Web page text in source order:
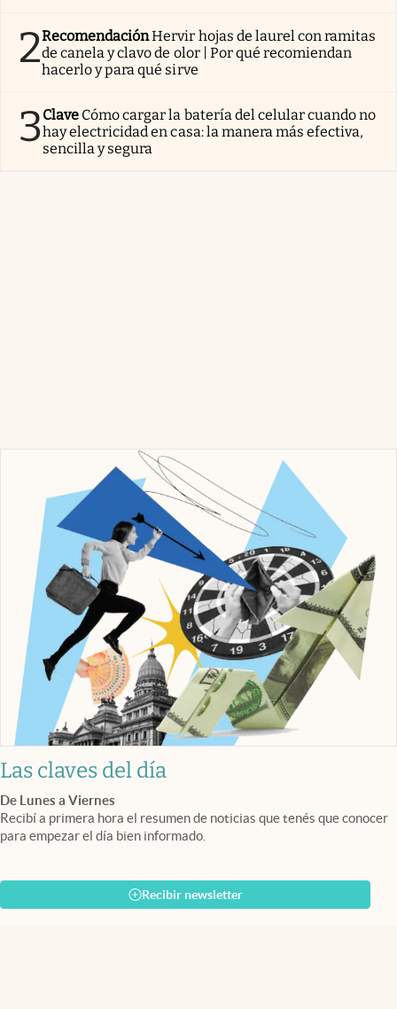
2RecomendaciónHervir hojas de laurel con ramitas
de canela y clavo de olor | Por qué recomiendan
hacerlo y para qué sirve
3Clave Cómo cargar la batería del celular cuando no
hay electricidad en casa: la manera más efectiva,
sencilla y segura
Las claves del día
De Lunes a Viernes
Recibí a primera hora el resumen de noticias que tenés que conocer
para empezar el día bien informado.
Recibir newsletter